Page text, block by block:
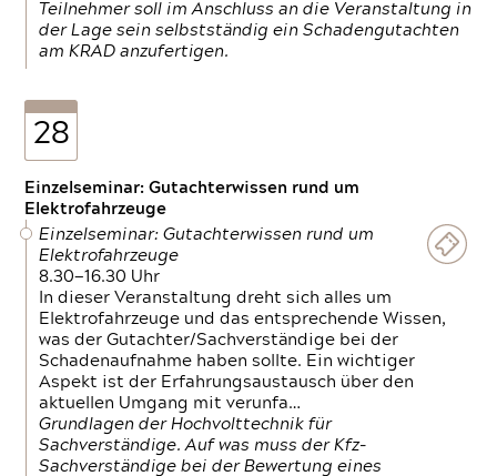
Teilnehmer soll im Anschluss an die Veranstaltung in
der Lage sein selbstständig ein Schadengutachten
am KRAD anzufertigen.
28
Einzelseminar: Gutachterwissen rund um
Elektrofahrzeuge
Einzelseminar: Gutachterwissen rund um
Elektrofahrzeuge
8.30—16.30 Uhr
In dieser Veranstaltung dreht sich alles um
Elektrofahrzeuge und das entsprechende Wissen,
was der Gutachter/Sachverständige bei der
Schadenaufnahme haben sollte. Ein wichtiger
Aspekt ist der Erfahrungsaustausch über den
aktuellen Umgang mit verunfa…
Grundlagen der Hochvolttechnik für
Sachverständige. Auf was muss der Kfz-
Sachverständige bei der Bewertung eines